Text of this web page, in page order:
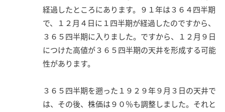
経過したところにあります。９１年は３６４四半期
で、１２月４日に１四半期が経過したのですから、
３６５四半期に入りました。ですから、１２月９日
につけた高値が３６５四半期の天井を形成する可能
性があります。
３６５四半期を遡った１９２９年９月３日の天井で
は、その後、株価は９０％も調整しました。それと